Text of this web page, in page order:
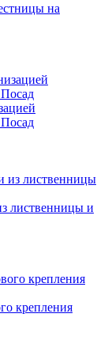
на
лиственницы и
крепления